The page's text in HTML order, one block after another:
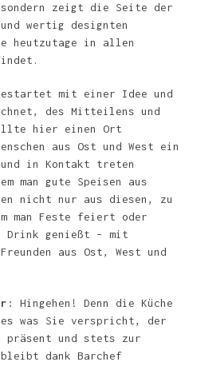
zeigt die Seite der
wertig designten
heutzutage in allen
gestartet mit einer Idee und
des Mitteilens und
hier einen Ort
aus Ost und West ein
und in Kontakt treten
man gute Speisen aus
nicht nur aus diesen, zu
man Feste feiert oder
Drink genießt – mit
aus Ost, West und
: Hingehen! Denn die Küche
was Sie verspricht, der
und stets zur
dank Barchef